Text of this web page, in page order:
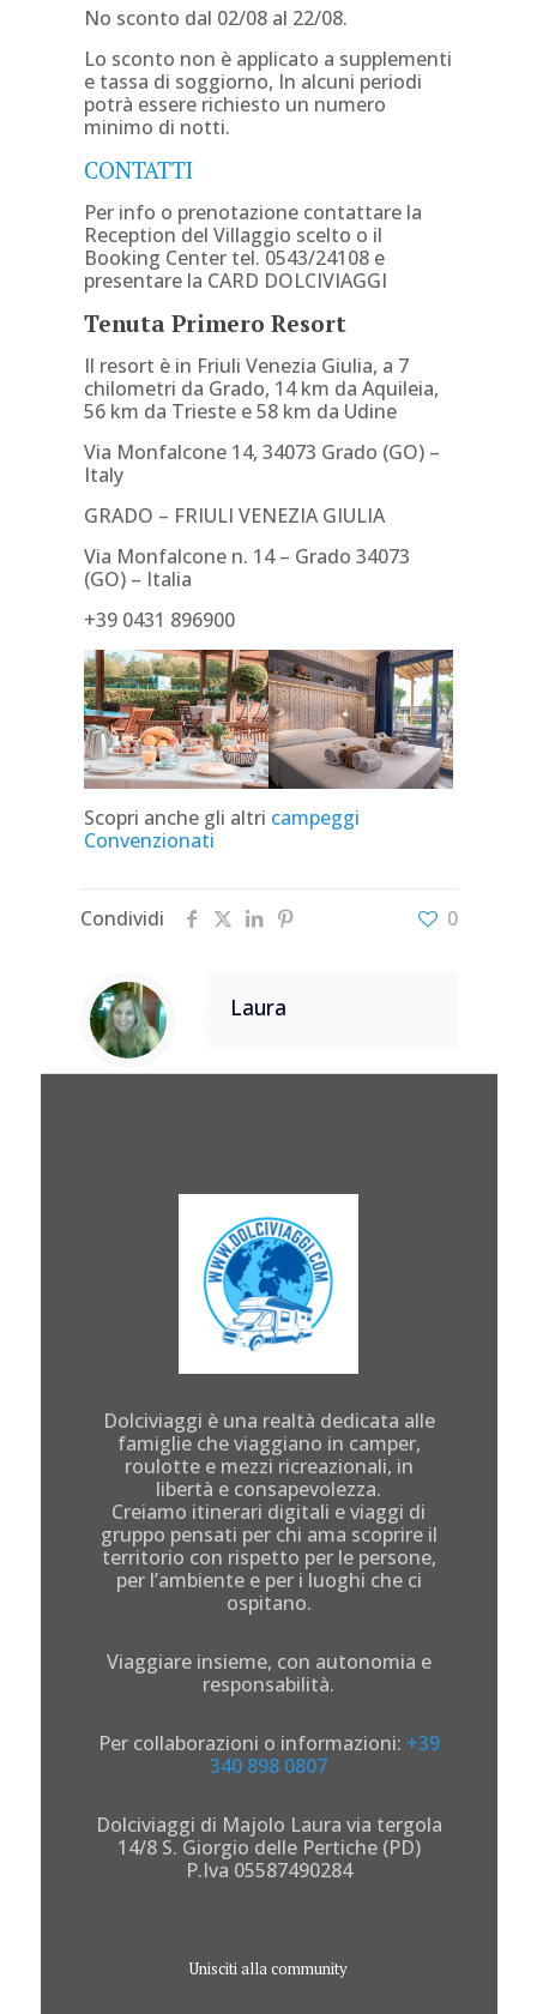
No sconto dal 02/08 al 22/08.
Lo sconto non è applicato a supplementi
e tassa di soggiorno, In alcuni periodi
potrà essere richiesto un numero
minimo di notti.
CONTATTI
Per info o prenotazione contattare la
Reception del Villaggio scelto o il
Booking Center tel. 0543/24108 e
presentare la CARD DOLCIVIAGGI
Tenuta Primero Resort
Il resort è in Friuli Venezia Giulia, a 7
chilometri da Grado, 14 km da Aquileia,
56 km da Trieste e 58 km da Udine
Via Monfalcone 14, 34073 Grado (GO) –
Italy
GRADO – FRIULI VENEZIA GIULIA
Via Monfalcone n. 14 – Grado 34073
(GO) – Italia
+39 0431 896900
Scopri anche gli altri campeggi
Convenzionati
Condividi 0
Laura
Dolciviaggi è una realtà dedicata alle
famiglie che viaggiano in camper,
roulotte e mezzi ricreazionali, in
libertà e consapevolezza.
Creiamo itinerari digitali e viaggi di
gruppo pensati per chi ama scoprire il
territorio con rispetto per le persone,
per l’ambiente e per i luoghi che ci
ospitano.
Viaggiare insieme, con autonomia e
responsabilità.
Per collaborazioni o informazioni: +39
340 898 0807
Dolciviaggi di Majolo Laura via tergola
14/8 S. Giorgio delle Pertiche (PD)
P.Iva 05587490284
Unisciti alla community